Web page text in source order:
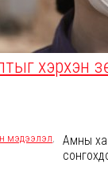
хэрхэн
мэдээлэл,
Амны